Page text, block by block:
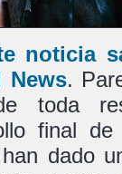
noticia
News.
toda
final
dado